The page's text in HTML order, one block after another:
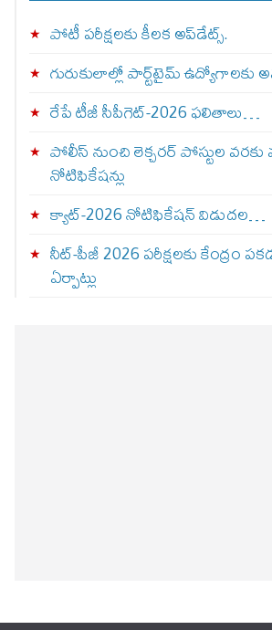
పోటీ పరీక్షలకు కీలక అప్‌డేట్స్.
గురుకులాల్లో పార్ట్‌టైమ్ ఉద్యోగాలకు
రేపే టీజీ సీపీగెట్‌-2026 ఫలితాలు…
పోలీస్ నుంచి లెక్చరర్ పోస్టుల వరకు
నోటిఫికేషన్లు
క్యాట్-2026 నోటిఫికేషన్ విడుదల…
నీట్-పీజీ 2026 పరీక్షలకు కేంద్రం
ఏర్పాట్లు